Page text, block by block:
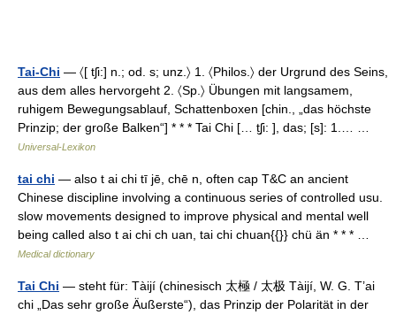
Tai-Chi — 〈[ tʃi:] n.; od. s; unz.〉 1. 〈Philos.〉 der Urgrund des Seins,
aus dem alles hervorgeht 2. 〈Sp.〉 Übungen mit langsamem,
ruhigem Bewegungsablauf, Schattenboxen [chin., „das höchste
Prinzip; der große Balken“] * * * Tai Chi [… t̮ʃi: ], das; [s]: 1.… …
Universal-Lexikon
tai chi — also t ai chi tī jē, chē n, often cap T&C an ancient
Chinese discipline involving a continuous series of controlled usu.
slow movements designed to improve physical and mental well
being called also t ai chi ch uan, tai chi chuan{{}} chü än * * * …
Medical dictionary
Tai Chi — steht für: Tàijí (chinesisch 太極 / 太极 Tàijí, W. G. T’ai
chi „Das sehr große Äußerste“), das Prinzip der Polarität in der